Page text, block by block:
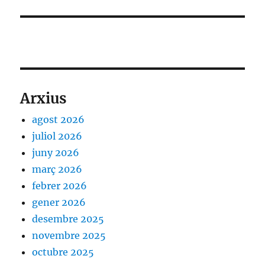
Arxius
agost 2026
juliol 2026
juny 2026
març 2026
febrer 2026
gener 2026
desembre 2025
novembre 2025
octubre 2025